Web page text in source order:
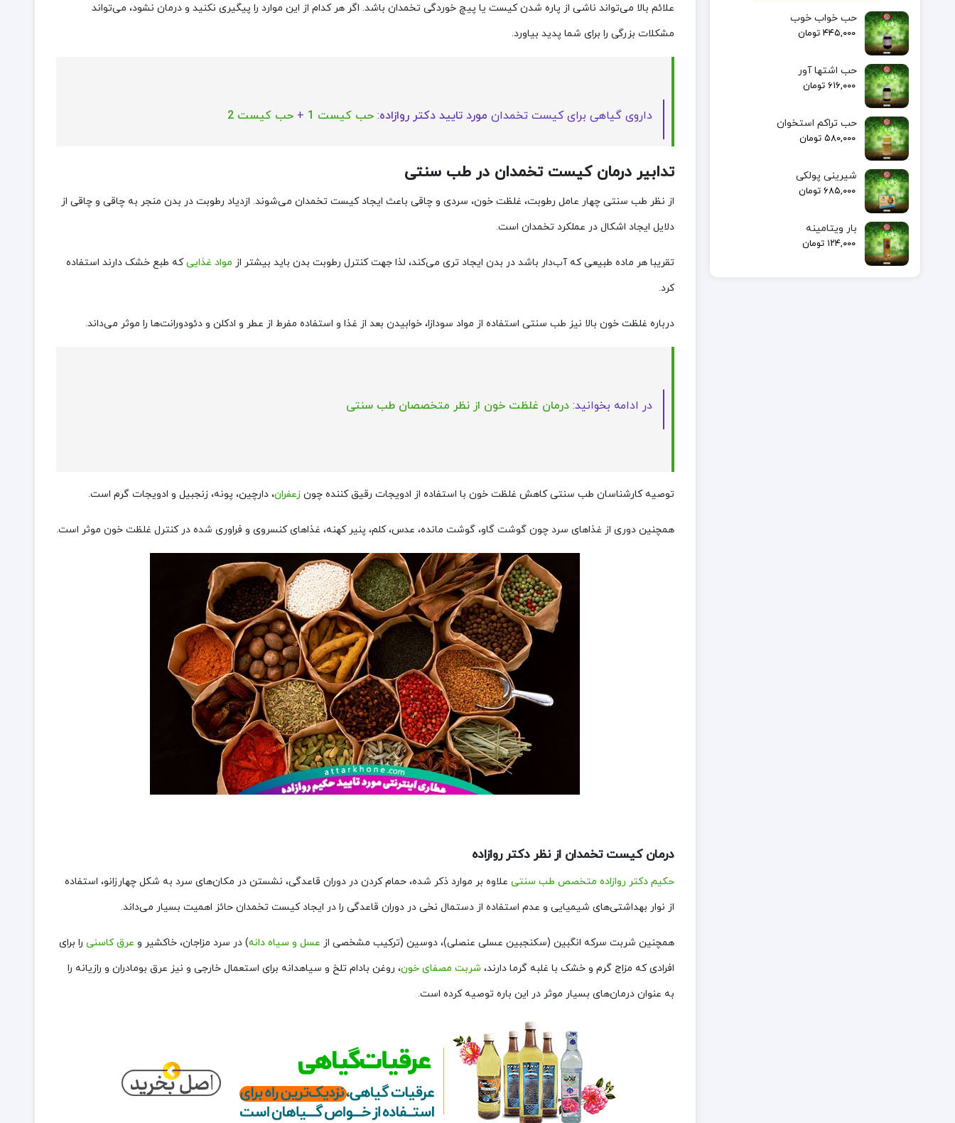
علائم بالا می‌تواند ناشی از پاره شدن کیست یا پیچ خوردگی تخمدان باشد. اگر هر کدام از این موارد را پیگیری نکنید و درمان نشود، می‌تواند
مشکلات بزرگی را برای شما پدید بیاورد.
داروی گیاهی برای کیست تخمدان مورد تایید دکتر روازاده:حب کیست 1 +حب کیست 2
تدابیر درمان کیست تخمدان در طب سنتی
از نظر طب سنتی چهار عامل رطوبت، غلظت خون، سردی و چاقی باعث ایجاد کیست تخمدان می‌شوند. ازدیاد رطوبت در بدن منجر به چاقی و چاقی از
دلایل ایجاد اشکال در عملکرد تخمدان است.
تقریبا هر ماده طبیعی که آب‌دار باشد در بدن ایجاد تری می‌کند، لذا جهت کنترل رطوبت بدن باید بیشتر از مواد غذاییکه طبع خشک دارند استفاده
کرد.
درباره غلظت خون بالا نیز طب سنتی استفاده از مواد سودازا، خوابیدن بعد از غذا و استفاده مفرط از عطر و ادکلن و دئودورانت‌ها را موثر می‌داند.
در ادامه بخوانید:درمان غلظت خون از نظر متخصصان طب سنتی
توصیه کارشناسان طب سنتی کاهش غلظت خون با استفاده از ادویجات رقیق کننده چونزعفران، دارچین، پونه، زنجبیل و ادویجات گرم است.
همچنین دوری از غذاهای سرد چون گوشت گاو، گوشت مانده، عدس، کلم، پنیر کهنه، غذاهای کنسروی و فراوری شده در کنترل غلظت خون موثر است.
درمان کیست تخمدان از نظر دکتر روازاده
حکیم دکتر روازاده متخصص طب سنتی علاوه بر موارد ذکر شده، حمام کردن در دوران قاعدگی، نشستن در مکان‌های سرد به شکل چهارزانو، استفاده
از نوار بهداشتی‌های شیمیایی و عدم استفاده از دستمال نخی در دوران قاعدگی را در ایجاد کیست تخمدان حائز اهمیت بسیار می‌داند.
همچنین شربت سرکه انگبین (سکنجبین عسلی عنصلی)، دوسین (ترکیب مشخصی از عسل و سیاه دانه) در سرد مزاجان، خاکشیر و عرق کاسنی را برای
افرادی که مزاج گرم و خشک با غلبه گرما دارند،شربت مصفای خون، روغن بادام تلخ و سیاهدانه برای استعمال خارجی و نیز عرق بومادران و رازیانه را
به عنوان درمان‌های بسیار موثر در این باره توصیه کرده است.
حب خواب خوب
۴۴۵,۰۰۰ تومان
حب اشتها آور
۶۱۶,۰۰۰ تومان
حب تراکم استخوان
۵۸۰,۰۰۰ تومان
شیرینی پولکی
۶۸۵,۰۰۰ تومان
بار ویتامینه
۱۲۴,۰۰۰ تومان